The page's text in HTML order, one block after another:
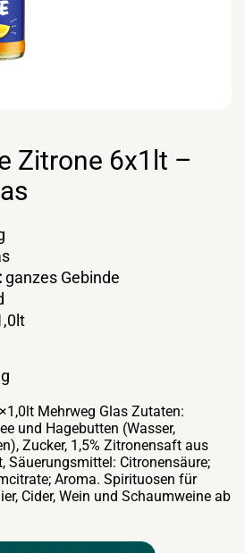
Zitrone 6x1lt –
ganzes Gebinde
Mehrweg Glas Zutaten:
und Hagebutten (Wasser,
Zucker, 1,5% Zitronensaft aus
Säuerungsmittel: Citronensäure;
Aroma. Spirituosen für
Cider, Wein und Schaumweine ab